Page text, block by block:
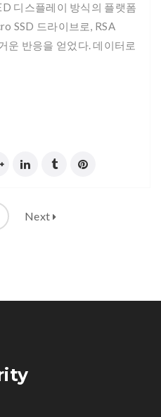
디스플레이 방식의 플랫폼
SSD 드라이브로, RSA
운 반응을 얻었다. 데이터로
Next